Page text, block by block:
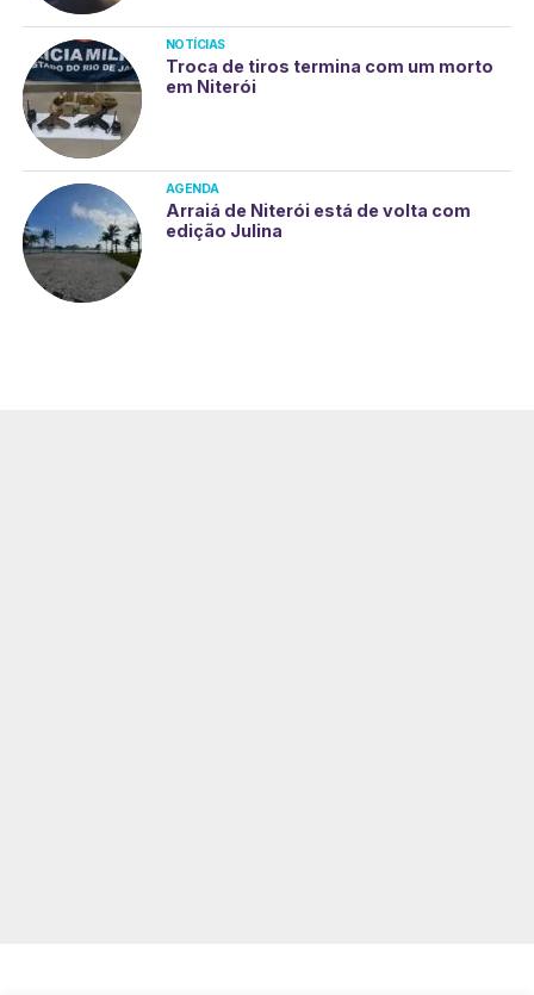
NOTÍCIAS
Troca de tiros termina com um morto
em Niterói
AGENDA
Arraiá de Niterói está de volta com
edição Julina